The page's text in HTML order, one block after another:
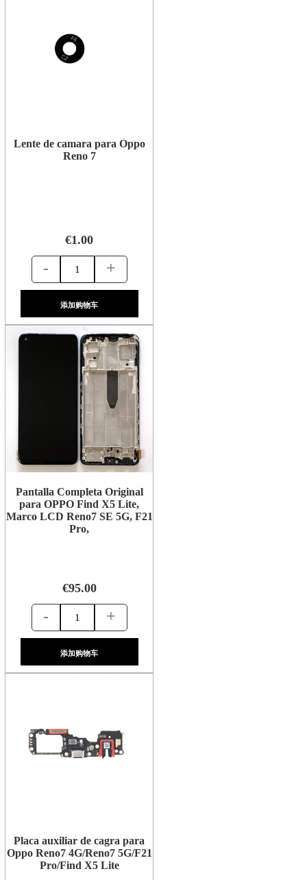
Lente de camara para Oppo
Reno 7
€1.00
- +
添加购物车
Pantalla Completa Original
para OPPO Find X5 Lite,
Marco LCD Reno7 SE 5G, F21
Pro,
€95.00
- +
添加购物车
Placa auxiliar de cagra para
Oppo Reno7 4G/Reno7 5G/F21
Pro/Find X5 Lite